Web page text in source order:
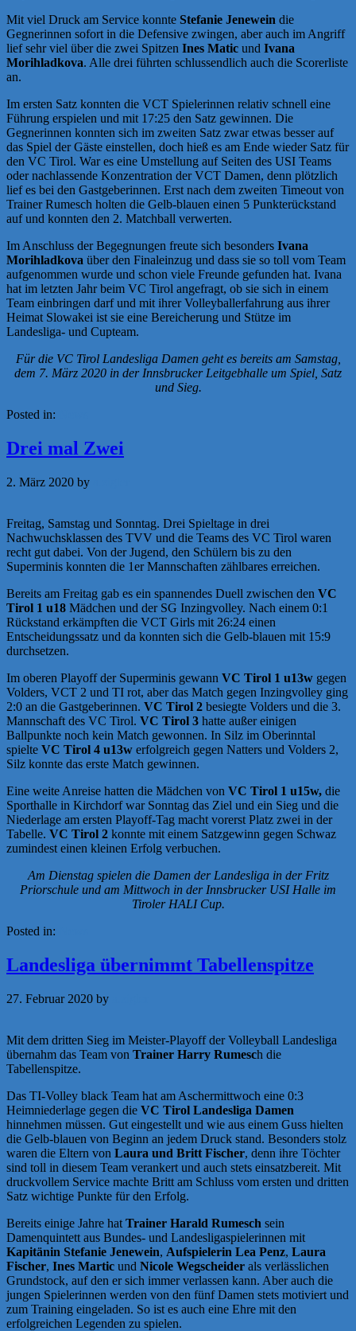
Mit viel Druck am Service konnte Stefanie Jenewein die
Gegnerinnen sofort in die Defensive zwingen, aber auch im Angriff
lief sehr viel über die zwei Spitzen Ines Matic und Ivana
Morihladkova. Alle drei führten schlussendlich auch die Scorerliste
an.
Im ersten Satz konnten die VCT Spielerinnen relativ schnell eine
Führung erspielen und mit 17:25 den Satz gewinnen. Die
Gegnerinnen konnten sich im zweiten Satz zwar etwas besser auf
das Spiel der Gäste einstellen, doch hieß es am Ende wieder Satz für
den VC Tirol. War es eine Umstellung auf Seiten des USI Teams
oder nachlassende Konzentration der VCT Damen, denn plötzlich
lief es bei den Gastgeberinnen. Erst nach dem zweiten Timeout von
Trainer Rumesch holten die Gelb-blauen einen 5 Punkterückstand
auf und konnten den 2. Matchball verwerten.
Im Anschluss der Begegnungen freute sich besonders Ivana
Morihladkova über den Finaleinzug und dass sie so toll vom Team
aufgenommen wurde und schon viele Freunde gefunden hat. Ivana
hat im letzten Jahr beim VC Tirol angefragt, ob sie sich in einem
Team einbringen darf und mit ihrer Volleyballerfahrung aus ihrer
Heimat Slowakei ist sie eine Bereicherung und Stütze im
Landesliga- und Cupteam.
Für die VC Tirol Landesliga Damen geht es bereits am Samstag,
dem 7. März 2020 in der Innsbrucker Leitgebhalle um Spiel, Satz
und Sieg.
Posted in:
Drei mal Zwei
2. März 2020 by
Freitag, Samstag und Sonntag. Drei Spieltage in drei
Nachwuchsklassen des TVV und die Teams des VC Tirol waren
recht gut dabei. Von der Jugend, den Schülern bis zu den
Superminis konnten die 1er Mannschaften zählbares erreichen.
Bereits am Freitag gab es ein spannendes Duell zwischen den VC
Tirol 1 u18 Mädchen und der SG Inzingvolley. Nach einem 0:1
Rückstand erkämpften die VCT Girls mit 26:24 einen
Entscheidungssatz und da konnten sich die Gelb-blauen mit 15:9
durchsetzen.
Im oberen Playoff der Superminis gewann VC Tirol 1 u13w gegen
Volders, VCT 2 und TI rot, aber das Match gegen Inzingvolley ging
2:0 an die Gastgeberinnen. VC Tirol 2 besiegte Volders und die 3.
Mannschaft des VC Tirol. VC Tirol 3 hatte außer einigen
Ballpunkte noch kein Match gewonnen. In Silz im Oberinntal
spielte VC Tirol 4 u13w erfolgreich gegen Natters und Volders 2,
Silz konnte das erste Match gewinnen.
Eine weite Anreise hatten die Mädchen von VC Tirol 1 u15w, die
Sporthalle in Kirchdorf war Sonntag das Ziel und ein Sieg und die
Niederlage am ersten Playoff-Tag macht vorerst Platz zwei in der
Tabelle. VC Tirol 2 konnte mit einem Satzgewinn gegen Schwaz
zumindest einen kleinen Erfolg verbuchen.
Am Dienstag spielen die Damen der Landesliga in der Fritz
Priorschule und am Mittwoch in der Innsbrucker USI Halle im
Tiroler HALI Cup.
Posted in:
Landesliga übernimmt Tabellenspitze
27. Februar 2020 by
Mit dem dritten Sieg im Meister-Playoff der Volleyball Landesliga
übernahm das Team von Trainer Harry Rumesch die
Tabellenspitze.
Das TI-Volley black Team hat am Aschermittwoch eine 0:3
Heimniederlage gegen die VC Tirol Landesliga Damen
hinnehmen müssen. Gut eingestellt und wie aus einem Guss hielten
die Gelb-blauen von Beginn an jedem Druck stand. Besonders stolz
waren die Eltern von Laura und Britt Fischer, denn ihre Töchter
sind toll in diesem Team verankert und auch stets einsatzbereit. Mit
druckvollem Service machte Britt am Schluss vom ersten und dritten
Satz wichtige Punkte für den Erfolg.
Bereits einige Jahre hat Trainer Harald Rumesch sein
Damenquintett aus Bundes- und Landesligaspielerinnen mit
Kapitänin Stefanie Jenewein, Aufspielerin Lea Penz, Laura
Fischer, Ines Martic und Nicole Wegscheider als verlässlichen
Grundstock, auf den er sich immer verlassen kann. Aber auch die
jungen Spielerinnen werden von den fünf Damen stets motiviert und
zum Training eingeladen. So ist es auch eine Ehre mit den
erfolgreichen Legenden zu spielen.